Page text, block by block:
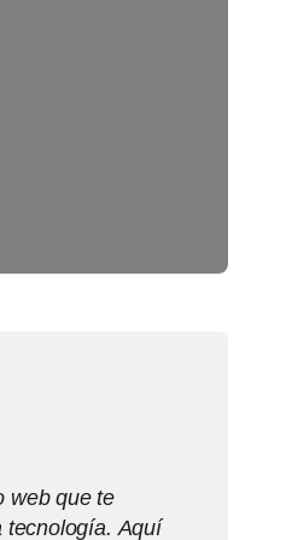
web que te
tecnología. Aquí